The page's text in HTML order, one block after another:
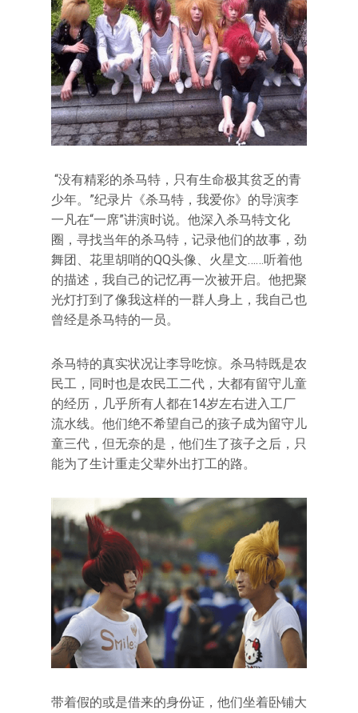
“没有精彩的杀马特，只有生命极其贫乏的青
少年。”纪录片《杀马特，我爱你》的导演李
一凡在“一席”讲演时说。他深入杀马特文化
圈，寻找当年的杀马特，记录他们的故事，劲
舞团、花里胡哨的QQ头像、火星文……听着他
的描述，我自己的记忆再一次被开启。他把聚
光灯打到了像我这样的一群人身上，我自己也
曾经是杀马特的一员。
杀马特的真实状况让李导吃惊。杀马特既是农
民工，同时也是农民工二代，大都有留守儿童
的经历，几乎所有人都在14岁左右进入工厂
流水线。他们绝不希望自己的孩子成为留守儿
童三代，但无奈的是，他们生了孩子之后，只
能为了生计重走父辈外出打工的路。
带着假的或是借来的身份证，他们坐着卧铺大